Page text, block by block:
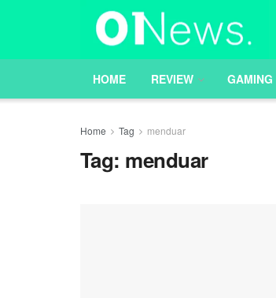
HOME REVIEW GAMING
Home Tag menduar
Tag: menduar